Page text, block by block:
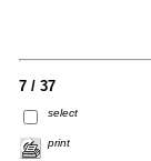
7 / 37
select
print